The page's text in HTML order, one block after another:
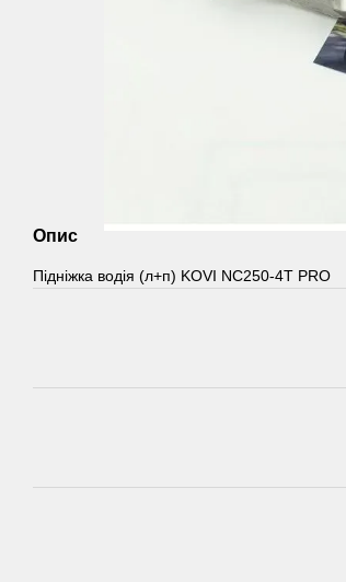
Опис
Підніжка водія (л+п) KOVI NC250-4T PRO